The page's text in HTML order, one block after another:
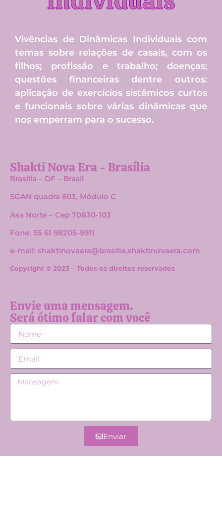
Vivências de Dinâmicas Individuais com
temas sobre relações de casais, com os
filhos; profissão e trabalho; doenças;
questões financeiras dentre outros:
aplicação de exercícios sistêmicos curtos
e funcionais sobre várias dinâmicas que
nos emperram para o sucesso.
Shakti Nova Era - Brasília
Brasília – DF – Brasil
SGAN quadra 603, Módulo C
Asa Norte – Cep 70830-103
Fone: 55 61 98205-9911
e-mail: shaktinovaera@brasilia.shaktinovaera.com
Copyright © 2023 – Todos os direitos reservados
Envie uma mensagem.
Será ótimo falar com você
Enviar